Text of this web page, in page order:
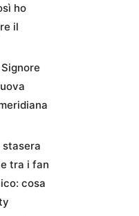
ho
il
stasera
tra i fan
cosa